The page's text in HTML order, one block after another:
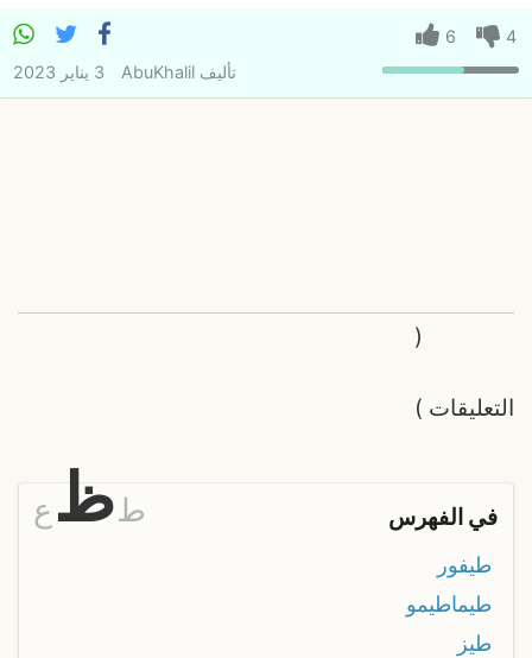
4
6
تأليفAbuKhalil 3 يناير 2023
التعليقات
(
)
في الفهرس طظ ع
طيفور
طيماطيمو
طیز